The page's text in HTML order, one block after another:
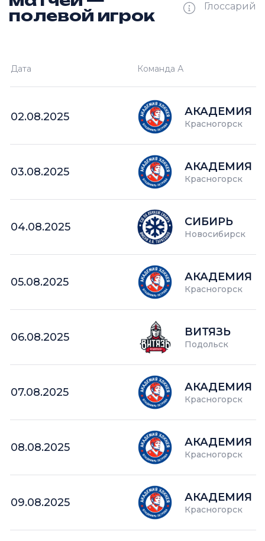
полевой игрок
Глоссарий
кол-во очков в турнире
Дата Команда А
02.08.2025 АКАДЕМИЯ
Красногорск
03.08.2025 АКАДЕМИЯ
Красногорск
04.08.2025 СИБИРЬ
Новосибирск
05.08.2025 АКАДЕМИЯ
Красногорск
06.08.2025 ВИТЯЗЬ
Подольск
07.08.2025 АКАДЕМИЯ
Красногорск
08.08.2025 АКАДЕМИЯ
Красногорск
09.08.2025 АКАДЕМИЯ
Красногорск